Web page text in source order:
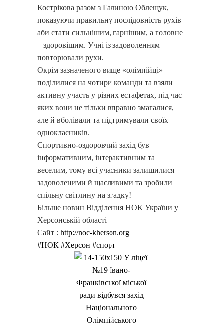
Кострікова разом з Галиною Облещук,
показуючи правильну послідовність рухів
аби стати сильнішим, гарнішим, а головне
– здоровішим. Учні із задоволенням
повторювали рухи.
Окрім зазначеного вище «олімпійці»
поділилися на чотири команди та взяли
активну участь у різних естафетах, під час
яких вони не тільки вправно змагалися,
але й вболівали та підтримували своїх
однокласників.
Спортивно-оздоровчий захід був
інформативним, інтерактивним та
веселим, тому всі учасники залишилися
задоволеними й щасливими та зробили
спільну світлину на згадку!
Більше новин Відділення НОК України у
Херсонській області
Сайт : http://noc-kherson.org
#НОК #Херсон #спорт